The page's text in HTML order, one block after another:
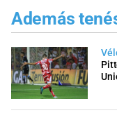
Además